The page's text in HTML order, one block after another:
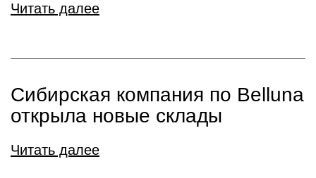
Читать далее
Сибирская компания по Belluna
открыла новые склады
Читать далее